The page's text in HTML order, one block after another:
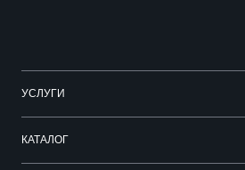
УСЛУГИ
КАТАЛОГ